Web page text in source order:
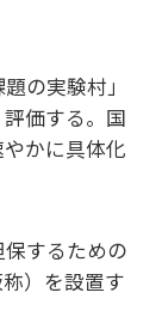
の実験村」
価する。国
かに具体化
するための
）を設置す